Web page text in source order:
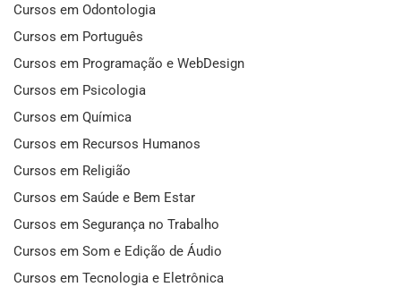
Cursos em Odontologia
Cursos em Português
Cursos em Programação e WebDesign
Cursos em Psicologia
Cursos em Química
Cursos em Recursos Humanos
Cursos em Religião
Cursos em Saúde e Bem Estar
Cursos em Segurança no Trabalho
Cursos em Som e Edição de Áudio
Cursos em Tecnologia e Eletrônica